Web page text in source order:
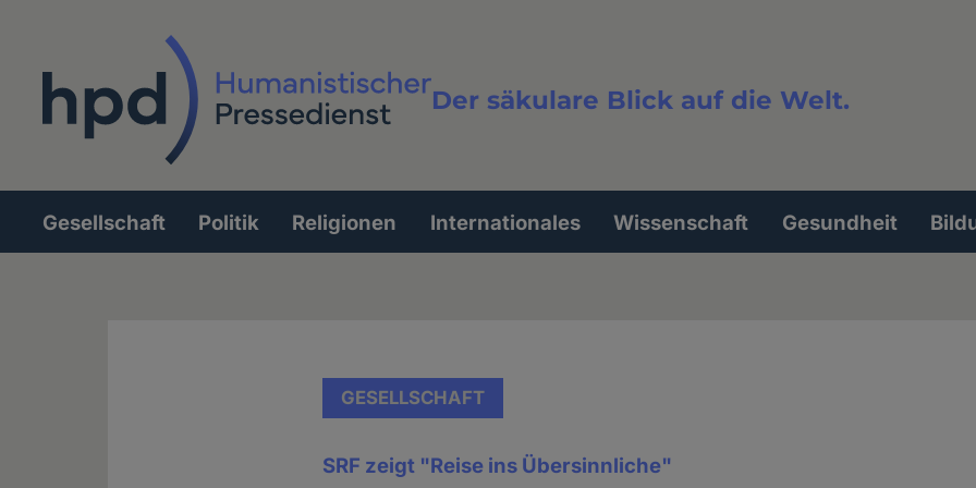
Der säkulare Blick auf die Welt.
Volltextsuche
Hauptnavigation
Gesellschaft Politik Religionen Internationales Wissenschaft Gesundheit
GESELLSCHAFT
SRF zeigt "Reise ins Übersinnliche"